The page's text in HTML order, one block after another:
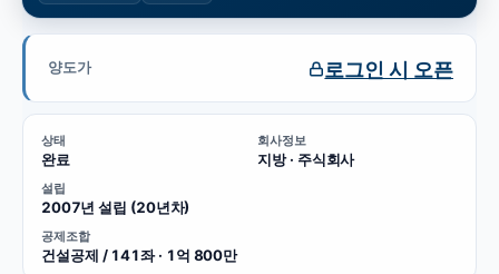
양도가 로그인 시 오픈
상태
완료
회사정보
지방 · 주식회사
설립
2007년 설립 (20년차)
공제조합
건설공제 / 141좌 · 1억 800만